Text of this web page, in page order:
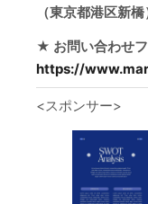
（東京都港区新橋
★ お問い合わせ
https://
<スポンサー>